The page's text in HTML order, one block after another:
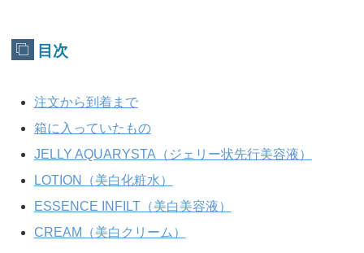
目次
注文から到着まで
箱に入っていたもの
JELLY AQUARYSTA（ジェリー状先行美容液）
LOTION（美白化粧水）
ESSENCE INFILT（美白美容液）
CREAM（美白クリーム）